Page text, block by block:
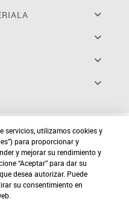
servicios, utilizamos cookies y
para proporcionar y
y mejorar su rendimiento y
“Aceptar” para dar su
desea autorizar. Puede
su consentimiento en